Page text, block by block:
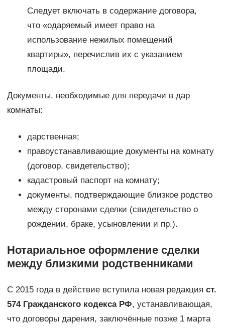
Следует включать в содержание договора,
что «одаряемый имеет право на
использование нежилых помещений
квартиры», перечислив их с указанием
площади.
Документы, необходимые для передачи в дар
комнаты:
дарственная;
правоустанавливающие документы на комнату
(договор, свидетельство);
кадастровый паспорт на комнату;
документы, подтверждающие близкое родство
между сторонами сделки (свидетельство о
рождении, браке, усыновлении и пр.).
Нотариальное оформление сделки
между близкими родственниками
С 2015 года в действие вступила новая редакция ст.
574 Гражданского кодекса РФ, устанавливающая,
что договоры дарения, заключённые позже 1 марта